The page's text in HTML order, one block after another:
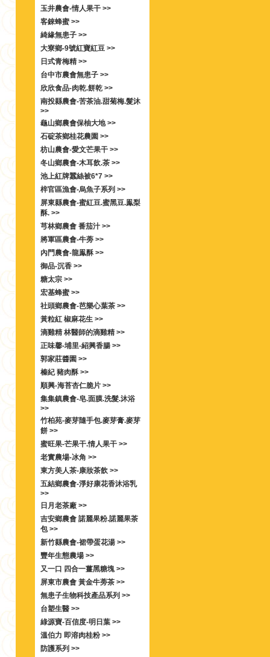
玉井農會-情人果干 >>
客錸蜂蜜 >>
綺緣無患子 >>
大寮鄉-9號紅寶紅豆 >>
日式青梅精 >>
台中市農會無患子 >>
欣欣食品-肉乾.餅乾 >>
南投縣農會-苦茶油.甜菊梅.髮沐
>>
龜山鄉農會保柚大地 >>
石碇茶鄉桂花農園 >>
枋山農會-愛文芒果干 >>
冬山鄉農會-木耳飲.茶 >>
池上紅牌蠶絲被6*7 >>
梓官區漁會-烏魚子系列 >>
屏東縣農會-蜜紅豆.蜜黑豆.鳯梨
酥. >>
芎林鄉農會 番茄汁 >>
將軍區農會-牛蒡 >>
內門農會-龍鳯酥 >>
御品-沉香 >>
糖太宗 >>
宏基蜂蜜 >>
社頭鄉農會-芭樂心葉茶 >>
黃粒紅 椒麻花生 >>
滴雞精 林醫師的滴雞精 >>
正味馨-埔里-紹興香腸 >>
郭家莊醬園 >>
榛紀 豬肉酥 >>
順興-海苔杏仁脆片 >>
集集鎮農會-皂.面膜.洗髮.沐浴
>>
竹柏苑-麥芽隨手包.麥芽膏.麥芽
餅 >>
蜜旺果-芒果干.情人果干 >>
老實農場-冰角 >>
東方美人茶-康妝茶飲 >>
五結鄉農會-淨好康花香沐浴乳
>>
日月老茶廠 >>
吉安鄉農會 諾麗果粉.諾麗果茶
包 >>
新竹縣農會-裙帶蛋花湯 >>
豐年生態農場 >>
又一口 四合一薑黑糖塊 >>
屏東市農會 黃金牛蒡茶 >>
無患子生物科技產品系列 >>
台塑生醫 >>
綠源寶-百信度-明日葉 >>
溫伯力 即溶肉桂粉 >>
防護系列 >>